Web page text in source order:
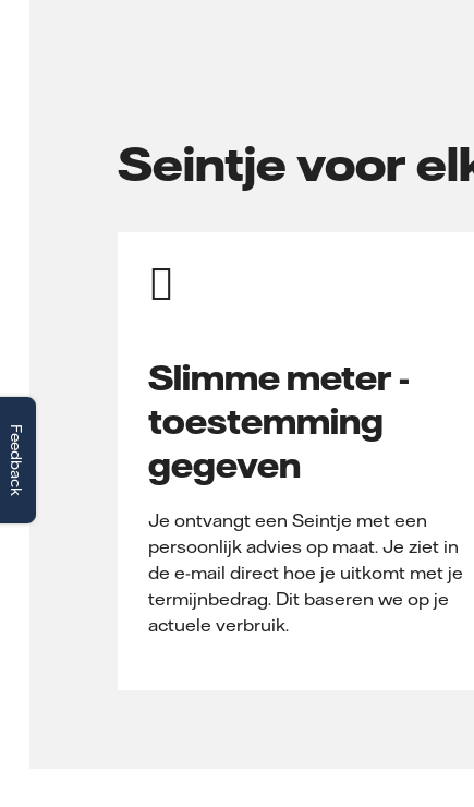
Seintje voor
Slimme meter -
toestemming
gegeven
Je ontvangt een Seintje met een
persoonlijk advies op maat. Je ziet in
de e-mail direct hoe je uitkomt met je
termijnbedrag. Dit baseren we op je
actuele verbruik.
Feedback